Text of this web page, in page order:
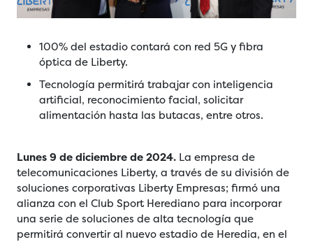
100% del estadio contará con red 5G y fibra
óptica de Liberty.
Tecnología permitirá trabajar con inteligencia
artificial, reconocimiento facial, solicitar
alimentación hasta las butacas, entre otros.
Lunes 9 de diciembre de 2024. La empresa de
telecomunicaciones Liberty, a través de su división de
soluciones corporativas Liberty Empresas; firmó una
alianza con el Club Sport Herediano para incorporar
una serie de soluciones de alta tecnología que
permitirá convertir al nuevo estadio de Heredia, en el